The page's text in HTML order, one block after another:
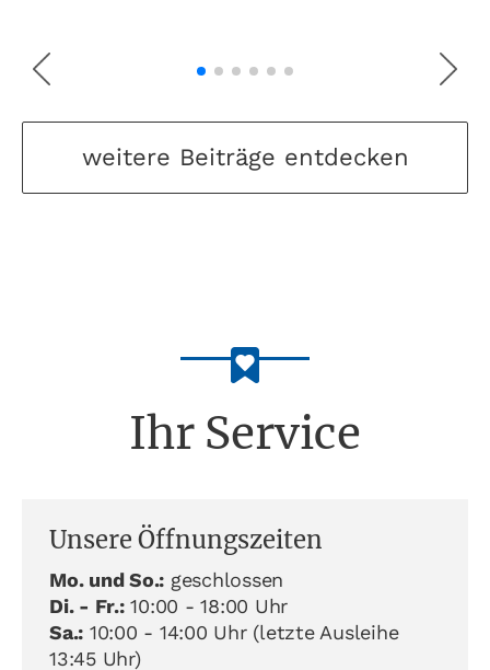
weitere Beiträge entdecken
Ihr Service
Unsere Öffnungszeiten
Mo. und So.: geschlossen
Di. - Fr.:10:00 - 18:00 Uhr
Sa.: 10:00 - 14:00 Uhr (letzte Ausleihe
13:45 Uhr)